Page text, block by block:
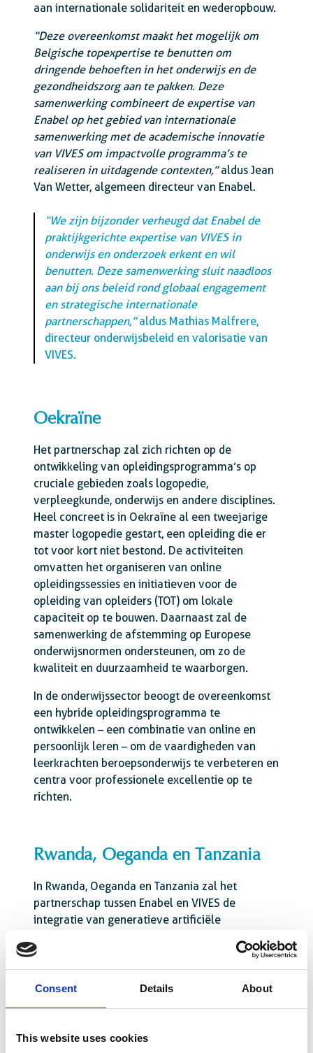
Consent Details About
This website uses cookies
aan internationale solidariteit en wederopbouw.
“Deze overeenkomst maakt het mogelijk om
Belgische topexpertise te benutten om
dringende behoeften in het onderwijs en de
gezondheidszorg aan te pakken. Deze
samenwerking combineert de expertise van
Enabel op het gebied van internationale
samenwerking met de academische innovatie
van VIVES om impactvolle programma’s te
realiseren in uitdagende contexten,”aldus Jean
Van Wetter, algemeen directeur van Enabel.
“We zijn bijzonder verheugd dat Enabel de
praktijkgerichte expertise van VIVES in
onderwijs en onderzoek erkent en wil
benutten. Deze samenwerking sluit naadloos
aan bij ons beleid rond globaal engagement
en strategische internationale
partnerschappen,”aldus Mathias Malfrere,
directeur onderwijsbeleid en valorisatie van
VIVES.
Oekraïne
Het partnerschap zal zich richten op de
ontwikkeling van opleidingsprogramma’s op
cruciale gebieden zoals logopedie,
verpleegkunde, onderwijs en andere disciplines.
Heel concreet is in Oekraïne al een tweejarige
master logopedie gestart, een opleiding die er
tot voor kort niet bestond. De activiteiten
omvatten het organiseren van online
opleidingssessies en initiatieven voor de
opleiding van opleiders (TOT) om lokale
capaciteit op te bouwen. Daarnaast zal de
samenwerking de afstemming op Europese
onderwijsnormen ondersteunen, om zo de
kwaliteit en duurzaamheid te waarborgen.
In de onderwijssector beoogt de overeenkomst
een hybride opleidingsprogramma te
ontwikkelen – een combinatie van online en
persoonlijk leren – om de vaardigheden van
leerkrachten beroepsonderwijs te verbeteren en
centra voor professionele excellentie op te
richten.
Rwanda, Oeganda en Tanzania
In Rwanda, Oeganda en Tanzania zal het
partnerschap tussen Enabel en VIVES de
integratie van generatieve artificiële
onderwijs onderzoeken. Het initiatief heeft tot
doel technische en pedagogische ondersteuning
te bieden voor het gebruik van GenAI als
leerkrachten worden vervangen. Verwacht